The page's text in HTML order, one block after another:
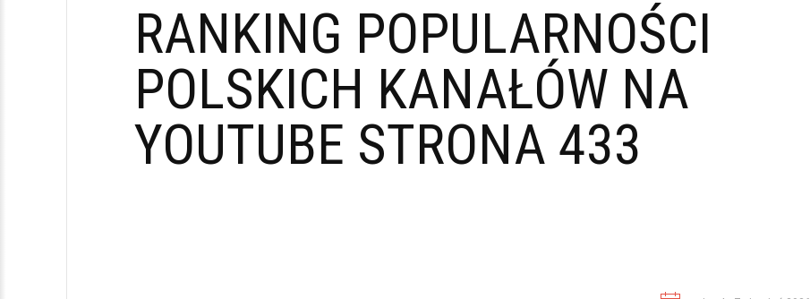
RANKING POPULARNOŚCI
POLSKICH KANAŁÓW NA
YOUTUBE STRONA 433